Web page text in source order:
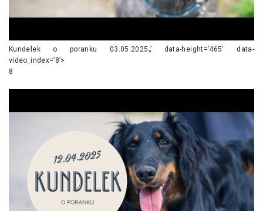
Kundelek o poranku 03.05.2025„’ data-height=’465′ data-
video_index=’8’>
8